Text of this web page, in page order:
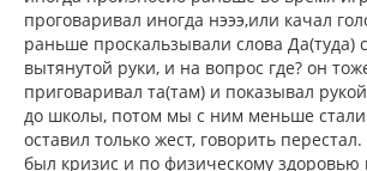
проговаривал иногда нэээ,или качал
раньше проскальзывали слова Да(туда)
вытянутой руки, и на вопрос где? он
приговаривал та(там) и показывал
до школы, потом мы с ним меньше стали
оставил только жест, говорить
был кризис и по физическому здоровью